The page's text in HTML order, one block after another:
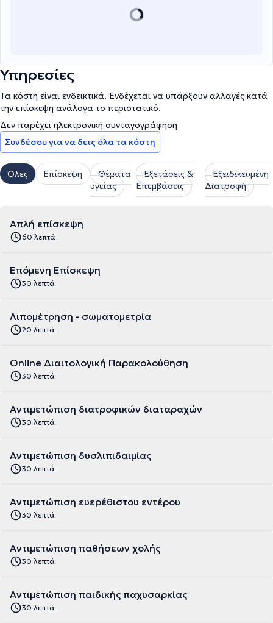
Υπηρεσίες
Τα κόστη είναι ενδεικτικά. Ενδέχεται να υπάρξουν αλλαγές κατά
την επίσκεψη ανάλογα το περιστατικό.
Δεν παρέχει ηλεκτρονική συνταγογράφηση
Συνδέσου για να δεις όλα τα κόστη
Όλες Επίσκεψη
Θέματα
υγείας
Εξετάσεις &
Επεμβάσεις
Εξειδικευμένη
Διατροφή
Απλή επίσκεψη
60 λεπτά
Επόμενη Επίσκεψη
30 λεπτά
Λιπομέτρηση - σωματομετρία
20 λεπτά
Online Διαιτολογική Παρακολούθηση
30 λεπτά
Αντιμετώπιση διατροφικών διαταραχών
30 λεπτά
Αντιμετώπιση δυσλιπιδαιμίας
30 λεπτά
Αντιμετώπιση ευερέθιστου εντέρου
30 λεπτά
Αντιμετώπιση παθήσεων χολής
30 λεπτά
Αντιμετώπιση παιδικής παχυσαρκίας
30 λεπτά